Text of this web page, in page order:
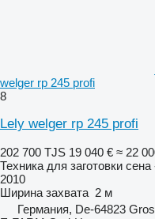
welger rp 245 profi
8
Lely welger rp 245 profi
202 700 TJS 19 040 € ≈ 22
Техника для заготовки
2010
Ширина захвата 2 м
Германия, De-64823